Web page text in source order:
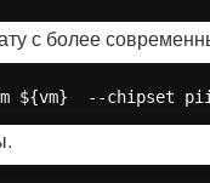
с более